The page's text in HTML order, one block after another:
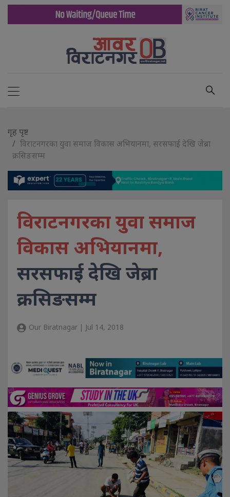
गृह पृष्ट
विराटनगरका युवा समाज विकास अभियानमा, सरसफाई देखि जेब्रा
क्रसिङसम्म
विराटनगरका युवा समाज
विकास अभियानमा,
सरसफाई देखि जेब्रा
क्रसिङसम्म
Our Biratnagar | Jul 14, 2018